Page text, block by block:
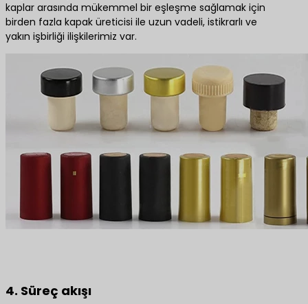
kaplar arasında mükemmel bir eşleşme sağlamak için
birden fazla kapak üreticisi ile uzun vadeli, istikrarlı ve
yakın işbirliği ilişkilerimiz var.
4. Süreç akışı